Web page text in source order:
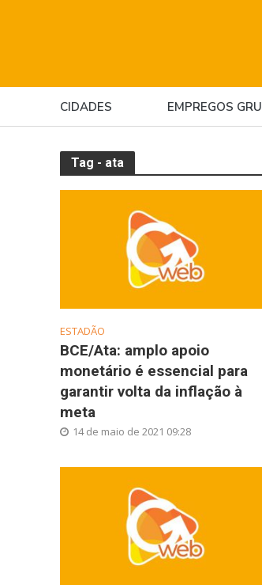
CIDADES EMPREGOS GRU
Tag - ata
ESTADÃO
BCE/Ata: amplo apoio
monetário é essencial para
garantir volta da inflação à
meta
14 de maio de 2021 09:28